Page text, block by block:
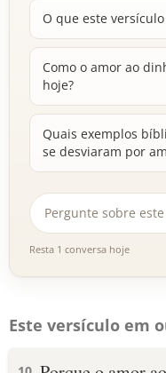
O que este
Como o amor ao
hoje?
Quais exemplos
se desviaram por
Resta 1 conversa hoje
Este versículo em